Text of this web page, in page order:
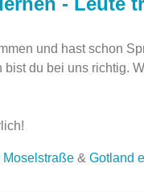
und hast schon
du bei uns richtig.
& Gotland